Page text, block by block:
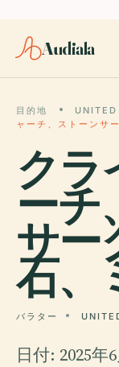
Audiala
目的地
ャーチ、ストーンサ
クラ
ーチ
サー
石、
バラター
日付: 2025年